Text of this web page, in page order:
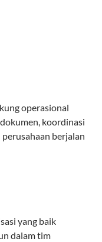
operasional
koordinasi
berjalan
yang baik
dalam tim